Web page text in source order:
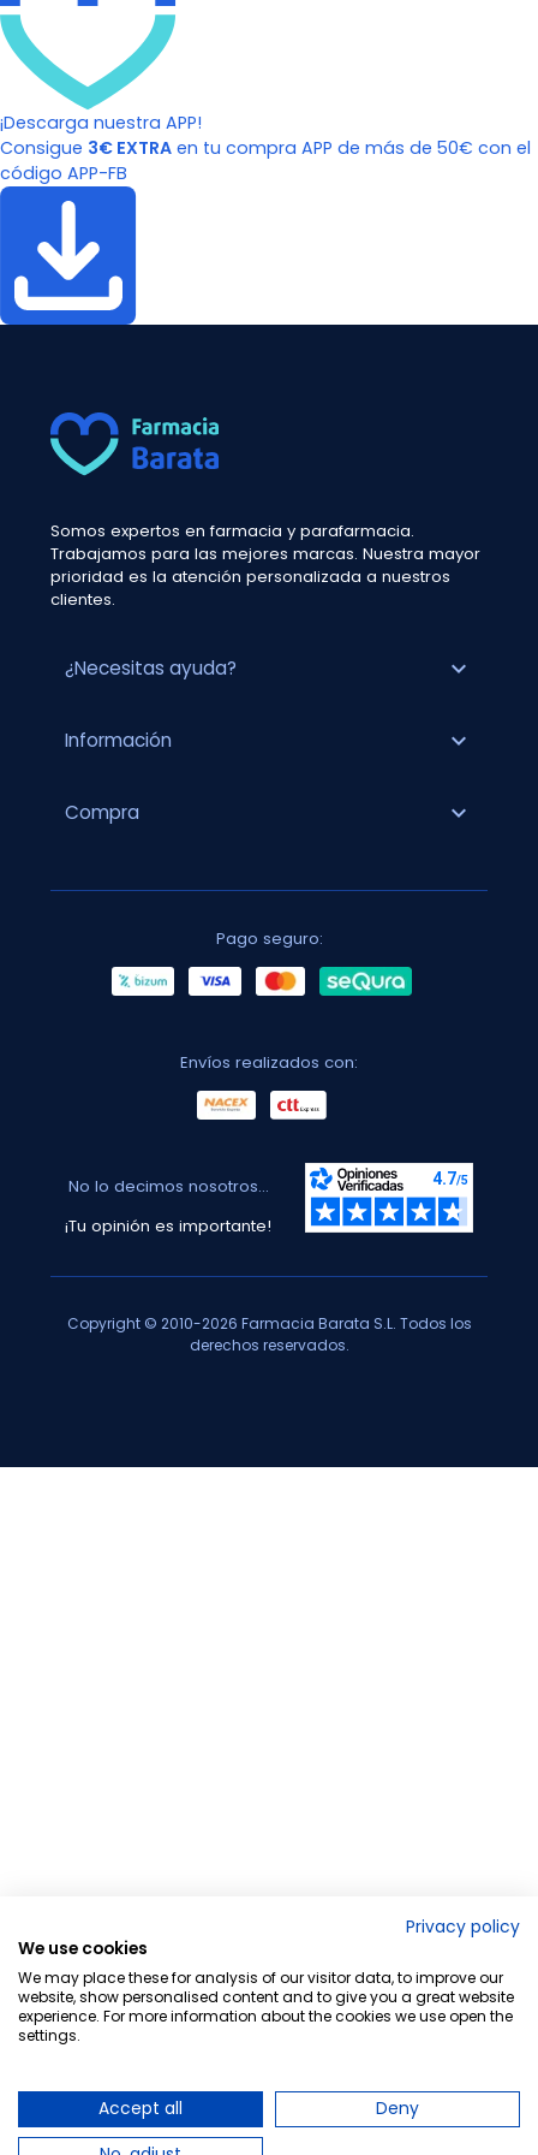
¡Descarga nuestra APP!
Consigue 3€ EXTRA en tu compra APP de más de 50€ con el
código APP-FB
Somos expertos en farmacia y parafarmacia.
Trabajamos para las mejores marcas. Nuestra mayor
prioridad es la atención personalizada a nuestros
clientes.
¿Necesitas ayuda? expand_more
Información expand_more
Compra expand_more
Pago seguro:
Envíos realizados con:
No lo decimos nosotros...
¡Tu opinión es importante!
Copyright © 2010-2026 Farmacia Barata S.L. Todos los
derechos reservados.
Privacy policy
We use cookies
We may place these for analysis of our visitor data, to improve our
website, show personalised content and to give you a great website
experience. For more information about the cookies we use open the
settings.
Accept all
Deny